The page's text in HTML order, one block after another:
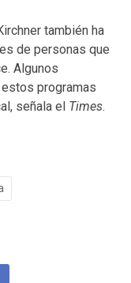
también ha
de personas que
Algunos
programas
señala el Times.